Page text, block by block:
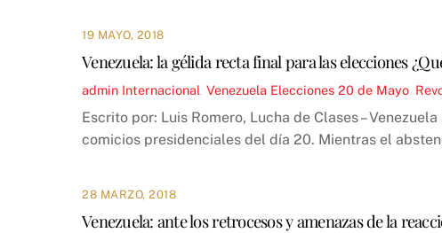
19 MAYO, 2018
Venezuela: la gélida recta final para las elecciones
admin Internacional Venezuela Elecciones 20 de Mayo
Escrito por: Luis Romero, Lucha de Clases –
comicios presidenciales del día 20. Mientras el
28 MARZO, 2018
Venezuela: ante los retrocesos y amenazas de la